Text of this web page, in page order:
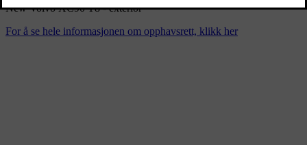
New Volvo XC90 T8 - exterior
For å se hele informasjonen om opphavsrett, klikk her